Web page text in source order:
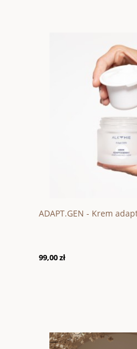
ADAPT.GEN - Krem
99,00 zł